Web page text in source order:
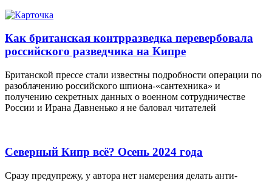
Как британская контрразведка перевербовала
российского разведчика на Кипре
Британской прессе стали известны подробности операции по
разоблачению российского шпиона-«сантехника» и
получению секретных данных о военном сотрудничестве
России и Ирана Давненько я не баловал читателей
Северный Кипр всё? Осень 2024 года
Сразу предупрежу, у автора нет намерения делать анти-